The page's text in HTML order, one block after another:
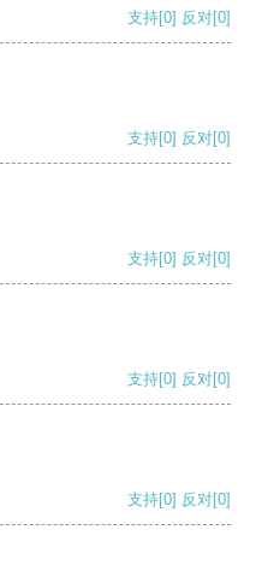
支持[0] 反对[0]
支持[0] 反对[0]
支持[0] 反对[0]
支持[0] 反对[0]
支持[0] 反对[0]